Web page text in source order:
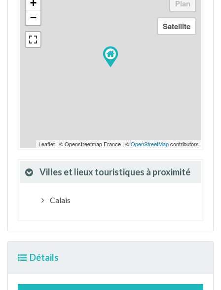
+
−
Leaflet | © Openstreetmap France | ©OpenStreetMapcontributors
Villes et lieux touristiques à proximité
Calais
Détails